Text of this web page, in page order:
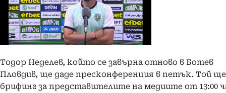
Тодор Неделев, който се завърна отново в Ботев
Пловдив, ще даде пресконференция в петък. Той
брифинг за представителите на медиите от 13:00